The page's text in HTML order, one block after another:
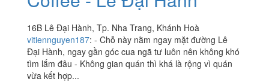
16B Lê Đại Hành, Tp. Nha Trang, Khánh Hoà
vitiennguyen187: - Chỗ này nằm ngay mặt đường Lê
Đại Hành, ngay gần góc cua ngã tư luôn nên không khó
tìm lắm đâu - Không gian quán thì khá là rộng vì quán
vừa kết hợp...